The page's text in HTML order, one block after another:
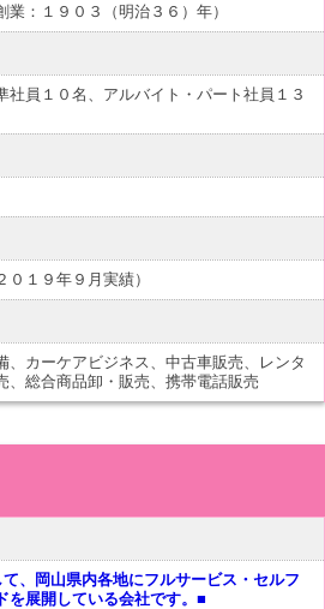
：１９０３（明治３６）年）
社員１０名、アルバイト・パート社員１３
１９年９月実績）
、カーケアビジネス、中古車販売、レンタ
、総合商品卸・販売、携帯電話販売
、岡山県内各地にフルサービス・セルフ
を展開している会社です。■